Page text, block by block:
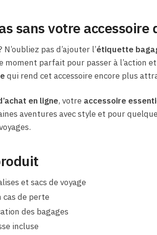
sans votre accessoire
pas d’ajouter l’étiquette
moment parfait pour passer à l’action
qui rend cet accessoire encore plus
en ligne, votre accessoire
aventures avec style et pour
et sacs de voyage
cas de perte
des bagages
incluse